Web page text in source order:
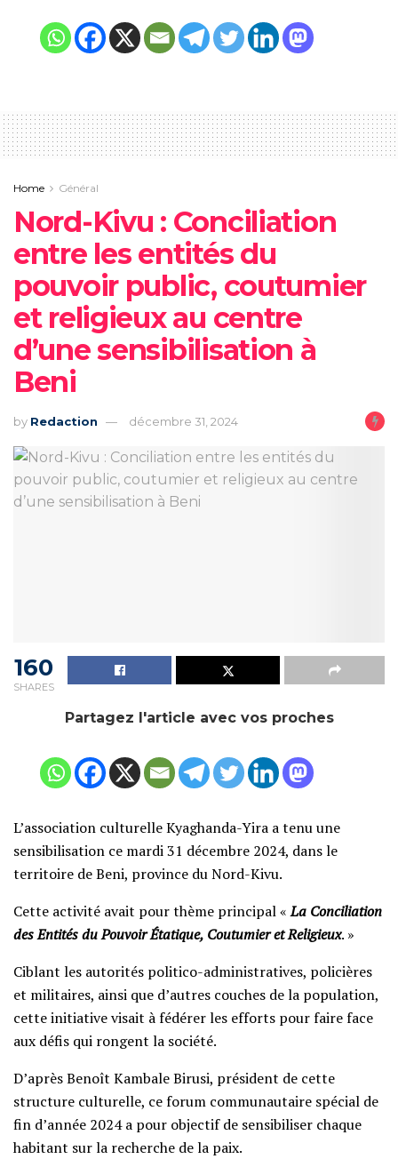
Home Général
Nord-Kivu : Conciliation
entre les entités du
pouvoir public, coutumier
et religieux au centre
d’une sensibilisation à
Beni
by Redaction décembre 31, 2024
160
SHARES
Partagez l'article avec vos proches
L’association culturelle Kyaghanda-Yira a tenu une
sensibilisation ce mardi 31 décembre 2024, dans le
territoire de Beni, province du Nord-Kivu.
Cette activité avait pour thème principal «La Conciliation
des Entités du Pouvoir Étatique, Coutumier et Religieux. »
Ciblant les autorités politico-administratives, policières
et militaires, ainsi que d’autres couches de la population,
cette initiative visait à fédérer les efforts pour faire face
aux défis qui rongent la société.
D’après Benoît Kambale Birusi, président de cette
structure culturelle, ce forum communautaire spécial de
fin d’année 2024 a pour objectif de sensibiliser chaque
habitant sur la recherche de la paix.